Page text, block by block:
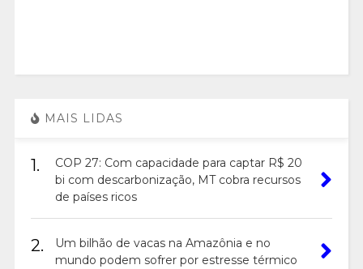
MAIS LIDAS
1.
COP 27: Com capacidade para captar R$ 20
bi com descarbonização, MT cobra recursos
de países ricos
2.
Um bilhão de vacas na Amazônia e no
mundo podem sofrer por estresse térmico